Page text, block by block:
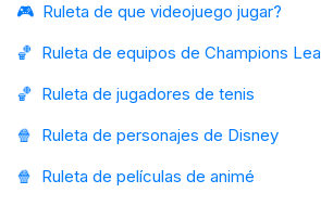
🎮 Ruleta de que videojuego jugar?
🏀 Ruleta de equipos de Champions
🏀 Ruleta de jugadores de tenis
🍿 Ruleta de personajes de Disney
🍿 Ruleta de películas de animé